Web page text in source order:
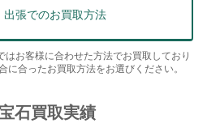
出張でのお買取方法
はお客様に合わせた方法でお買取しており
に合ったお買取方法をお選びください。
石買取実績